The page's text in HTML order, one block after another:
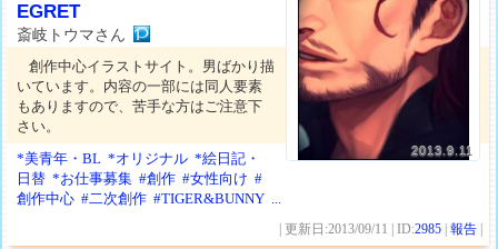
2013.9.11
EGRET
斎岐トウマさん
創作中心イラストサイト。男ばかり描
いています。内容の一部には同人要素
もありますので、苦手な方はご注意下
さい。
*美青年・BL *オリジナル *絵日記・
日替 *お仕事募集 #創作 #女性向け #
創作中心 #二次創作 #TIGER&BUNNY ...
| 更新日:2013/09/11 | ID:2985 |報告